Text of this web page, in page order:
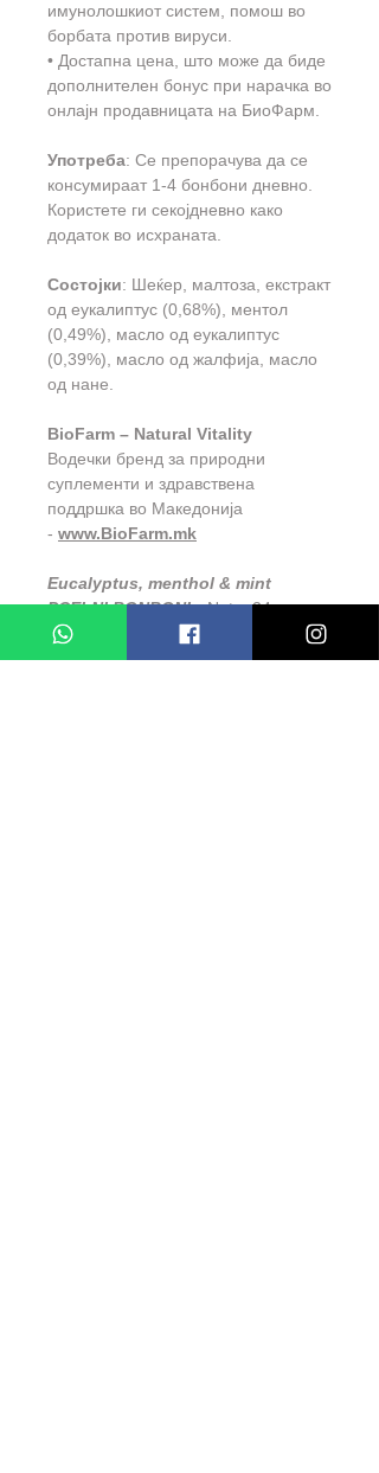
имунолошкиот систем, помош во
борбата против вируси.
• Достапна цена, што може да биде
дополнителен бонус при нарачка во
онлајн продавницата на БиоФарм.
Употреба: Се препорачува да се
консумираат 1-4 бонбони дневно.
Користете ги секојдневно како
додаток во исхраната.
Состојки: Шеќер, малтоза, екстракт
од еукалиптус (0,68%), ментол
(0,49%), масло од еукалиптус
(0,39%), масло од жалфија, масло
од нане.
BioFarm – Natural Vitality
Водечки бренд за природни
суплементи и здравствена
поддршка во Македонија
- www.BioFarm.mk
Eucalyptus, menthol & mint
PCELNI BONBONI- Neto: 24
bonboni